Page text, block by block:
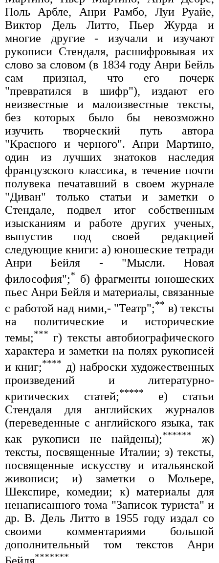
Поль Арбле, Анри Рамбо, Луи Руайе,
Виктор Дель Литто, Пьер Журда и
многие другие - изучали и изучают
рукописи Стендаля, расшифровывая их
слово за словом (в 1834 году Анри Бейль
сам признал, что его почерк
"превратился в шифр"), издают его
неизвестные и малоизвестные тексты,
без которых было бы невозможно
изучить творческий путь автора
"Красного и черного". Анри Мартино,
один из лучших знатоков наследия
французского классика, в течение почти
полувека печатавший в своем журнале
"Диван" только статьи и заметки о
Стендале, подвел итог собственным
изысканиям и работе других ученых,
выпустив под своей редакцией
следующие книги: а) юношеские тетради
Анри Бейля - "Мысли. Новая
философия";* б) фрагменты юношеских
пьес Анри Бейля и материалы, связанные
с работой над ними,- "Театр";** в) тексты
на политические и исторические
темы;*** г) тексты автобиографического
характера и заметки на полях рукописей
и книг;**** д) наброски художественных
произведений и литературно-
критических статей;*****
е) статьи
Стендаля для английских журналов
(переведенные с английского языка, так
как рукописи не найдены);******
ж)
тексты, посвященные Италии; з) тексты,
посвященные искусству и итальянской
живописи; и) заметки о Мольере,
Шекспире, комедии; к) материалы для
ненаписанного тома "Записок туриста" и
др. В. Дель Литто в 1955 году издал со
своими комментариями большой
дополнительный том текстов Анри
Бейля*******